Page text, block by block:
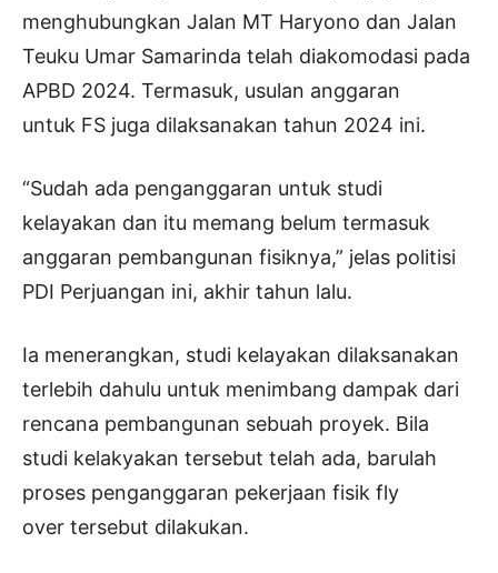
menghubungkan Jalan MT Haryono dan Jalan
Teuku Umar Samarinda telah diakomodasi pada
APBD 2024. Termasuk, usulan anggaran
untuk FS juga dilaksanakan tahun 2024 ini.
“Sudah ada penganggaran untuk studi
kelayakan dan itu memang belum termasuk
anggaran pembangunan fisiknya,” jelas politisi
PDI Perjuangan ini, akhir tahun lalu.
Ia menerangkan, studi kelayakan dilaksanakan
terlebih dahulu untuk menimbang dampak dari
rencana pembangunan sebuah proyek. Bila
studi kelakyakan tersebut telah ada, barulah
proses penganggaran pekerjaan fisik fly
over tersebut dilakukan.